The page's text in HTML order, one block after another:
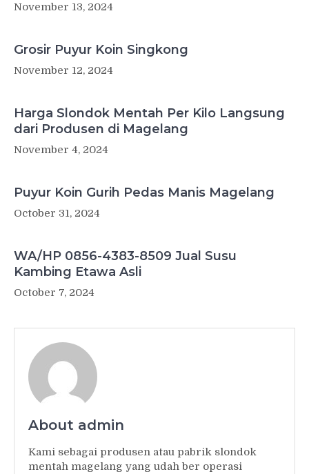
November 13, 2024
Grosir Puyur Koin Singkong
November 12, 2024
Harga Slondok Mentah Per Kilo Langsung
dari Produsen di Magelang
November 4, 2024
Puyur Koin Gurih Pedas Manis Magelang
October 31, 2024
WA/HP 0856-4383-8509 Jual Susu
Kambing Etawa Asli
October 7, 2024
About admin
Kami sebagai produsen atau pabrik slondok
mentah magelang yang udah ber operasi